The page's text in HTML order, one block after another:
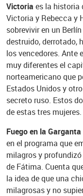
Victoria es la historia
Victoria y Rebecca y
sobrevivir en un
destruido, derrotado,
los vencedores. Ante
muy diferentes el
norteamericano que
Estados Unidos y
secreto ruso. Estos
de estas tres mujeres.
Fuego en la Garganta
en el programa que
milagros y
de Fátima. Cuenta
la idea de que una
milagrosas y no